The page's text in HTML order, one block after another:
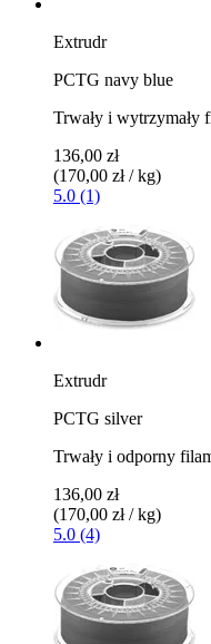
Extrudr
PCTG navy blue
Trwały i wytrzymały
136,00 zł
(170,00 zł / kg)
5.0 (1)
Extrudr
PCTG silver
Trwały i odporny
136,00 zł
(170,00 zł / kg)
5.0 (4)